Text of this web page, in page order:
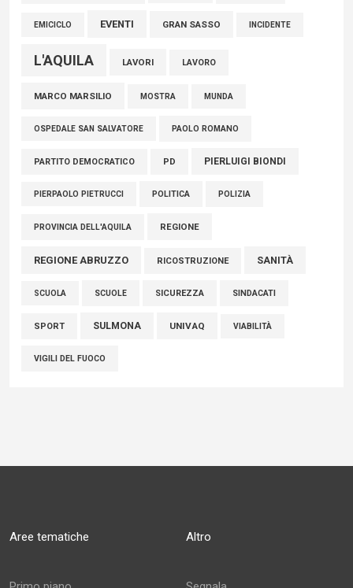
EMICICLO EVENTI GRAN SASSO INCIDENTE
L'AQUILA LAVORI LAVORO
MARCO MARSILIO MOSTRA MUNDA
OSPEDALE SAN SALVATORE PAOLO ROMANO
PARTITO DEMOCRATICO PD PIERLUIGI BIONDI
PIERPAOLO PIETRUCCI POLITICA POLIZIA
PROVINCIA DELL'AQUILA REGIONE
REGIONE ABRUZZO RICOSTRUZIONE SANITÀ
SCUOLA SCUOLE SICUREZZA SINDACATI
SPORT SULMONA UNIVAQ VIABILITÀ
VIGILI DEL FUOCO
Aree tematiche Altro